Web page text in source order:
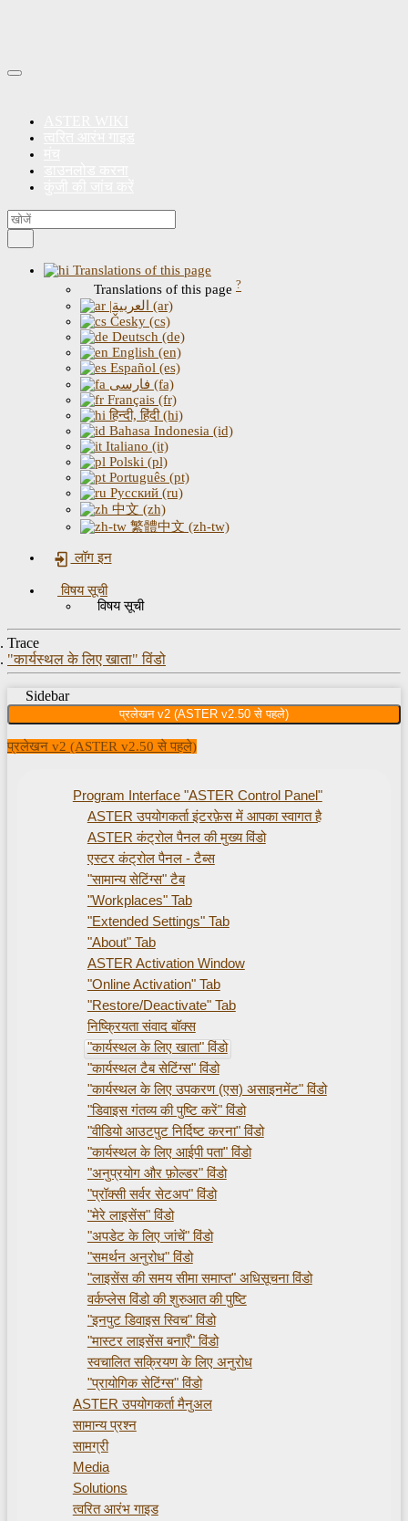
Translations of this page
Translations of this page ?
|العربية (ar)
Česky (cs)
Deutsch (de)
English (en)
Español (es)
فارسی (fa)
Français (fr)
हिन्दी, हिंदी (hi)
Bahasa Indonesia (id)
Italiano (it)
Polski (pl)
Português (pt)
Русский (ru)
中文 (zh)
繁體中文 (zh-tw)
लॉग इन
विषय सूची
विषय सूची
Trace
"कार्यस्थल के लिए खाता" विंडो
Sidebar
प्रलेखन v2 (ASTER v2.50 से पहले)
प्रलेखन v2 (ASTER v2.50 से पहले)
Program Interface "ASTER Control Panel"
ASTER उपयोगकर्ता इंटरफ़ेस में आपका स्वागत है
ASTER कंट्रोल पैनल की मुख्य विंडो
एस्टर कंट्रोल पैनल - टैब्स
"सामान्य सेटिंग्स" टैब
"Workplaces" Tab
"Extended Settings" Tab
"About" Tab
ASTER Activation Window
"Online Activation" Tab
"Restore/Deactivate" Tab
निष्क्रियता संवाद बॉक्स
"कार्यस्थल के लिए खाता" विंडो
"कार्यस्थल टैब सेटिंग्स" विंडो
"कार्यस्थल के लिए उपकरण (एस) असाइनमेंट" विंडो
"डिवाइस गंतव्य की पुष्टि करें" विंडो
"वीडियो आउटपुट निर्दिष्ट करना" विंडो
"कार्यस्थल के लिए आईपी पता" विंडो
"अनुप्रयोग और फ़ोल्डर" विंडो
"प्रॉक्सी सर्वर सेटअप" विंडो
"मेरे लाइसेंस" विंडो
"अपडेट के लिए जांचें" विंडो
"समर्थन अनुरोध" विंडो
"लाइसेंस की समय सीमा समाप्त" अधिसूचना विंडो
वर्कप्लेस विंडो की शुरुआत की पुष्टि
"इनपुट डिवाइस स्विच" विंडो
"मास्टर लाइसेंस बनाएँ" विंडो
स्वचालित सक्रियण के लिए अनुरोध
"प्रायोगिक सेटिंग्स" विंडो
ASTER उपयोगकर्ता मैनुअल
सामान्य प्रश्न
सामग्री
Media
Solutions
त्वरित आरंभ गाइड